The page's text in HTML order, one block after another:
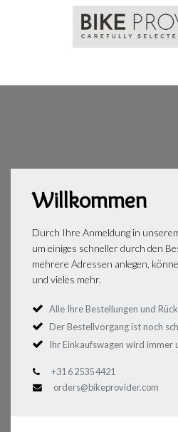
Willkommen
Durch Ihre Anmeldung in
um einiges schneller durch den
mehrere Adressen anlegen,
und vieles mehr.
Alle Ihre Bestellungen und
Der Bestellvorgang ist noch
Ihr Einkaufswagen wird immer
+31 6 2535 4421
orders@bikeprovider.com